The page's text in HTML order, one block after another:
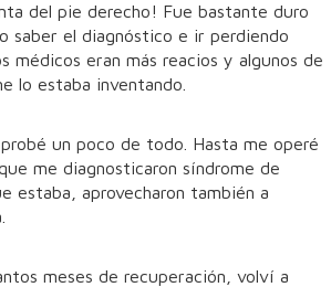
del pie derecho! Fue bastante duro
saber el diagnóstico e ir perdiendo
médicos eran más reacios y algunos de
lo estaba inventando.
un poco de todo. Hasta me operé
me diagnosticaron síndrome de
estaba, aprovecharon también a
meses de recuperación, volví a